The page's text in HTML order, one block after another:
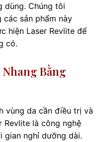
dùng. Chúng tôi
sản phẩm này
hiện Laser Revlite để
có.
Bằng
vùng da cần điều trị và
là công nghệ
gian nghỉ dưỡng dài.